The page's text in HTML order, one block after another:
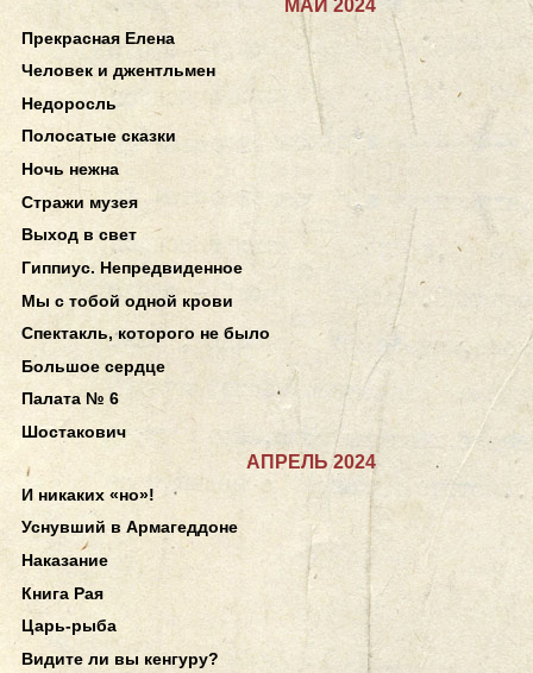
МАЙ 2024
Прекрасная Елена
Человек и джентльмен
Недоросль
Полосатые сказки
Ночь нежна
Стражи музея
Выход в свет
Гиппиус. Непредвиденное
Мы с тобой одной крови
Спектакль, которого не было
Большое сердце
Палата № 6
Шостакович
АПРЕЛЬ 2024
И никаких «но»!
Уснувший в Армагеддоне
Наказание
Книга Рая
Царь-рыба
Видите ли вы кенгуру?